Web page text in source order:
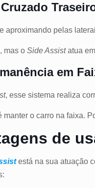
aproximando pelas
mas oSide Assistatua
em
, esse sistema realiza
manter o carro na faixa.
de
está na sua atuação